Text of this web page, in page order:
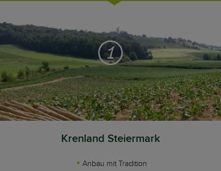
1
Krenland Steiermark
Anbau mit Tradition